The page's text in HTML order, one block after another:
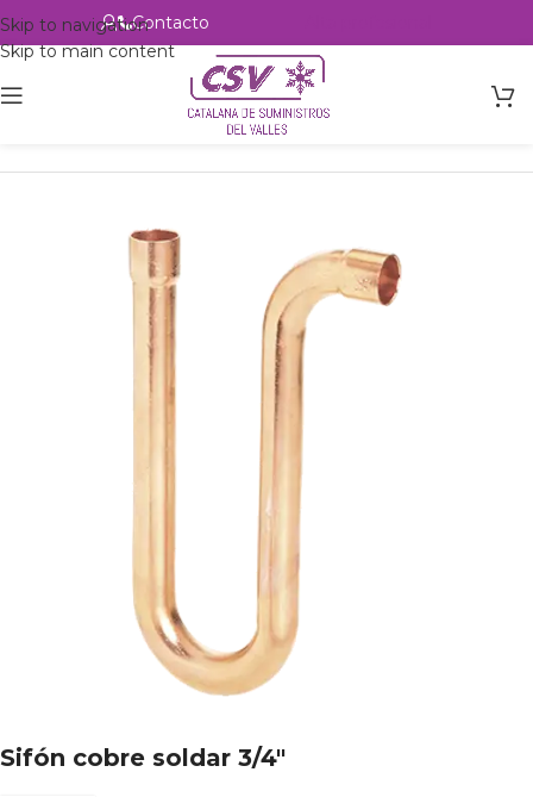
Skip to navigation
Skip to main content
Contacto
Accesorios Cobre Sifones
Sifón cobre soldar 3/4″